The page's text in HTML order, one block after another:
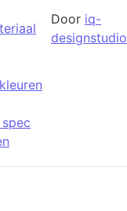
Door iq-
designstudio